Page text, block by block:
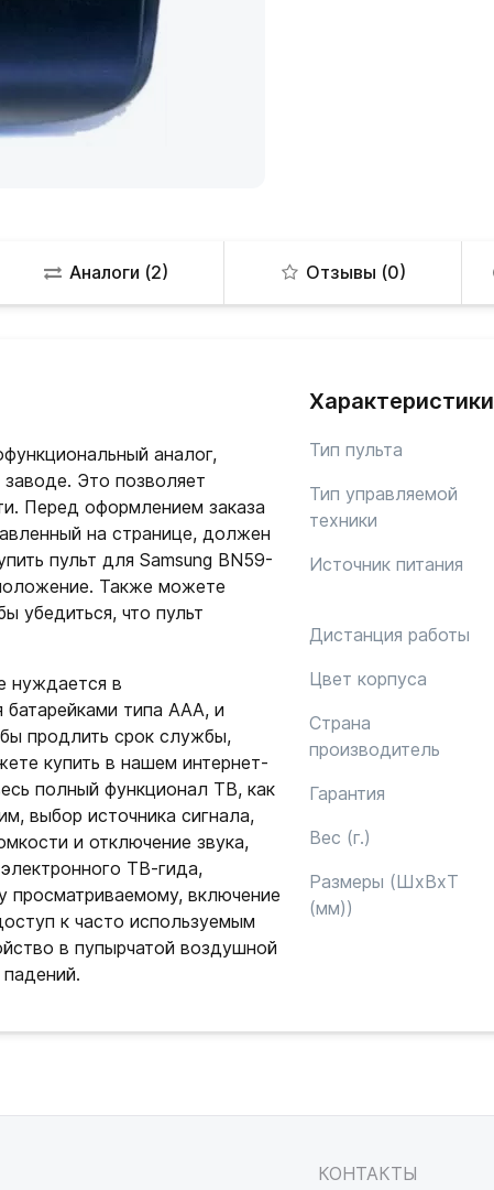
Аналоги (2) Отзывы (0)
аналог,
Это позволяет
Перед оформлением заказа
на странице, должен
пульт для Samsung BN59-
Также можете
убедиться, что пульт
нуждается в
типа ААА, и
продлить срок службы,
купить в нашем интернет-
полный функционал ТВ, как
выбор источника сигнала,
и отключение звука,
ТВ-гида,
просматриваемому, включение
к часто используемым
в пупырчатой воздушной
Характеристики
Тип пульта
Тип управляемой
техники
Источник питания
Дистанция работы
Цвет корпуса
Страна
производитель
Гарантия
Вес (г.)
Размеры (ШxВxТ
(мм))
КОНТАКТЫ